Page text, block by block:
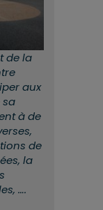
de la
aux
sa
à de
de
la
….